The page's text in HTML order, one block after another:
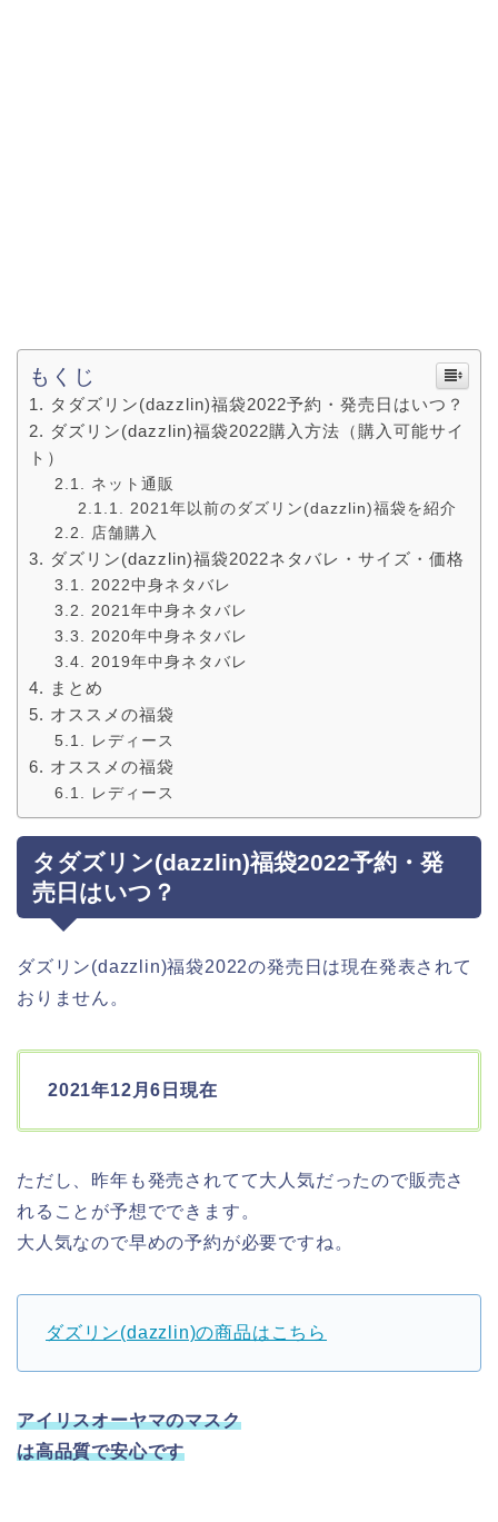
もくじ
タダズリン(dazzlin)福袋2022予約・発売日はいつ？
ダズリン(dazzlin)福袋2022購入方法（購入可能サイ
ト）
ネット通販
2021年以前のダズリン(dazzlin)福袋を紹介
店舗購入
ダズリン(dazzlin)福袋2022ネタバレ・サイズ・価格
2022中身ネタバレ
2021年中身ネタバレ
2020年中身ネタバレ
2019年中身ネタバレ
まとめ
オススメの福袋
レディース
オススメの福袋
レディース
タダズリン(dazzlin)福袋2022予約・発
売日はいつ？
ダズリン(dazzlin)福袋2022の発売日は現在発表されて
おりません。
2021年12月6日現在
ただし、昨年も発売されてて大人気だったので販売さ
れることが予想でできます。
大人気なので早めの予約が必要ですね。
ダズリン(dazzlin)の商品はこちら
アイリスオーヤマのマスク
は高品質で安心です